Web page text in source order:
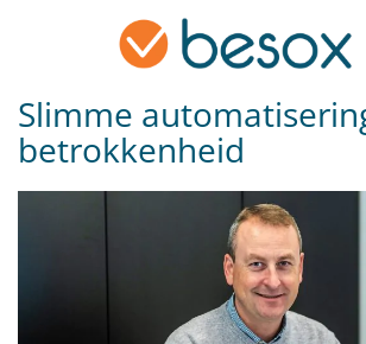
Slimme
betrokkenheid